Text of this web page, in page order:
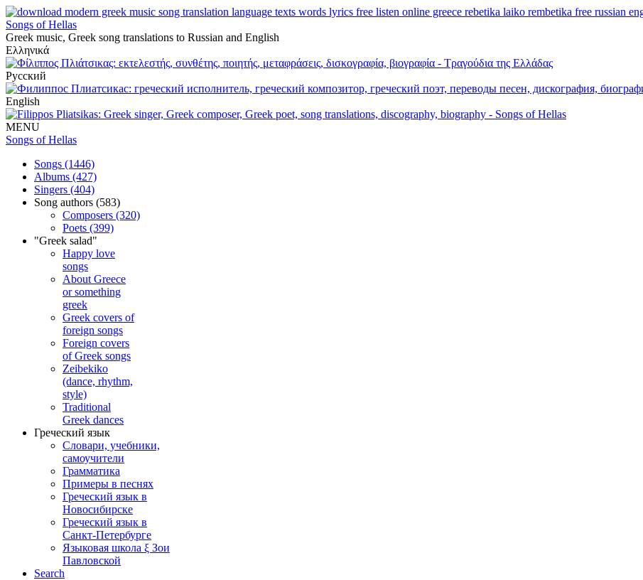
Songs of Hellas
Greek music, Greek song translations to Russian and English
Ελληνικά
Русский
English
MENU
Songs of Hellas
Songs (1446)
Albums (427)
Singers (404)
Song authors (583)
Composers (320)
Poets (399)
"Greek salad"
Happy love
songs
About Greece
or something
greek
Greek covers of
foreign songs
Foreign covers
of Greek songs
Zeibekiko
(dance, rhythm,
style)
Traditional
Greek dances
Греческий язык
Словари, учебники,
самоучители
Грамматика
Примеры в песнях
Греческий язык в
Новосибирске
Греческий язык в
Санкт-Петербурге
Языковая школа ξ Зои
Павловской
Search